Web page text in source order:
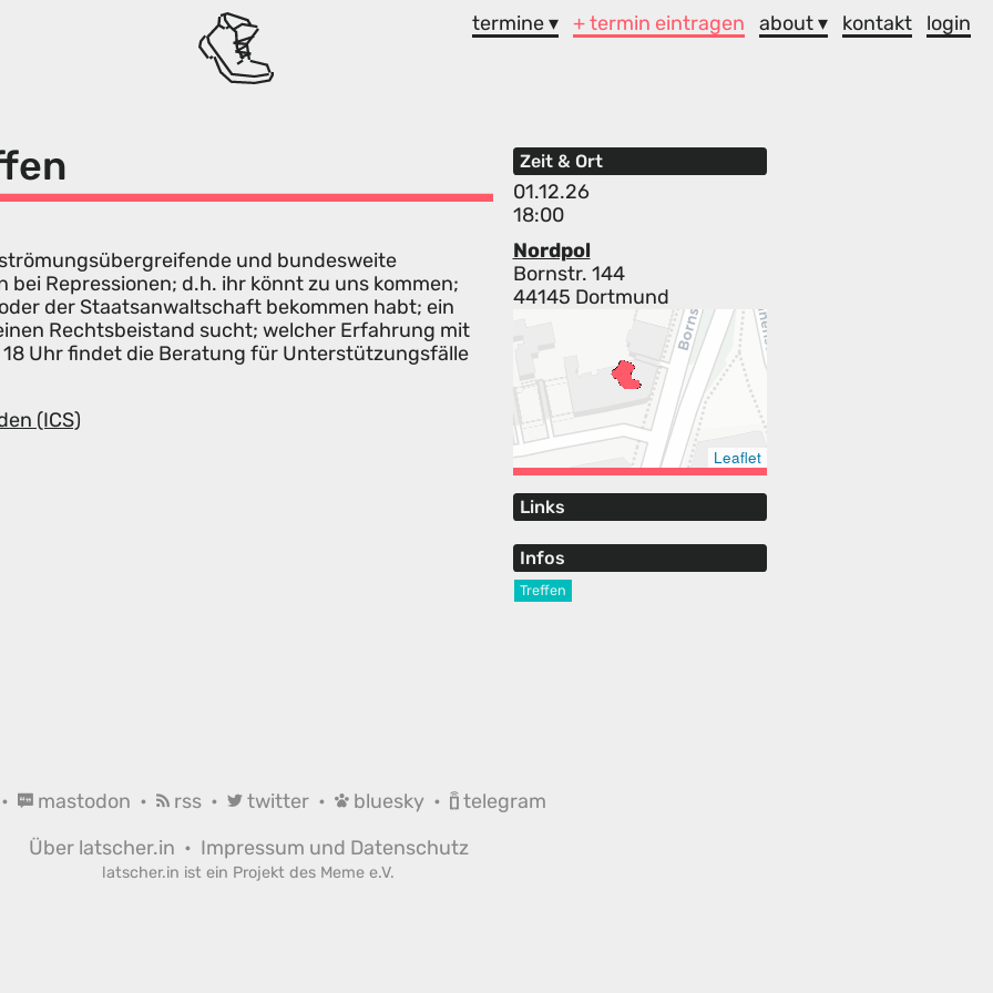
termine ▾ + termin eintragen about ▾ kontakt login
Zeit & Ort
01.12.26
18:00
Nordpol
Bornstr. 144
44145 Dortmund
Leaflet
Links
Infos
Treffen
und bundesweite
Repressionen; d.h. ihr könnt zu uns kommen;
der Staatsanwaltschaft bekommen habt; ein
Rechtsbeistand sucht; welcher Erfahrung mit
Uhr findet die Beratung für Unterstützungsfälle
(ICS)
mastodon • rss • twitter • bluesky •
telegram
Über latscher.in • Impressum und Datenschutz
latscher.in ist ein Projekt des Meme e.V.